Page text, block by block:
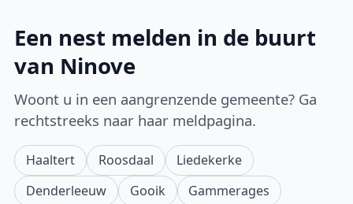
Een nest melden in de buurt
van Ninove
Woont u in een aangrenzende gemeente? Ga
rechtstreeks naar haar meldpagina.
Haaltert Roosdaal
Liedekerke
Denderleeuw
Gooik
Gammerages